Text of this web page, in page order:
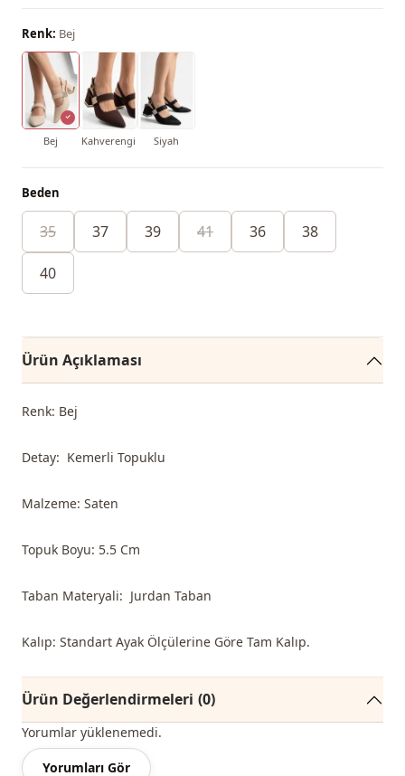
Renk: Bej
Bej Kahverengi Siyah
Beden
35 37 39 41 36 38
40
Ürün Açıklaması
Renk: Bej
Detay: Kemerli Topuklu
Malzeme: Saten
Topuk Boyu: 5.5 Cm
Taban Materyali: Jurdan Taban
Kalıp: Standart Ayak Ölçülerine Göre Tam Kalıp.
Ürün Değerlendirmeleri (0)
Yorumlar yüklenemedi.
Yorumları Gör